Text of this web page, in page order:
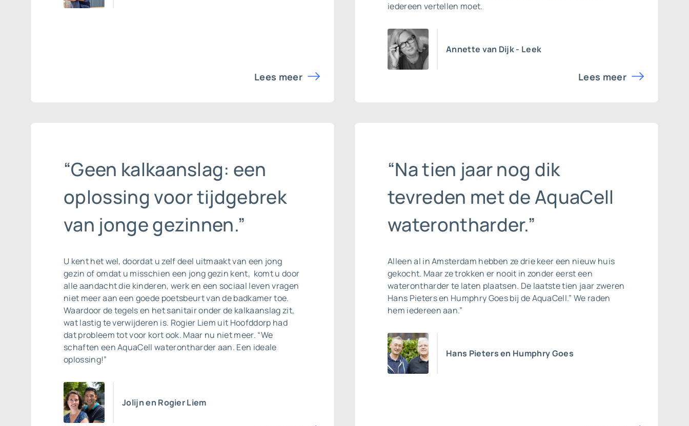
Lees meer
iedereen vertellen moet.
Annette van Dijk - Leek
Lees meer
“Geen kalkaanslag: een
oplossing voor tijdgebrek
van jonge gezinnen.”
U kent het wel, doordat u zelf deel uitmaakt van een jong
gezin of omdat u misschien een jong gezin kent, komt u door
alle aandacht die kinderen, werk en een sociaal leven vragen
niet meer aan een goede poetsbeurt van de badkamer toe.
Waardoor de tegels en het sanitair onder de kalkaanslag zit,
wat lastig te verwijderen is. Rogier Liem uit Hoofddorp had
dat probleem tot voor kort ook. Maar nu niet meer. “We
schaften een AquaCell waterontharder aan. Een ideale
oplossing!”
Jolijn en Rogier Liem
“Na tien jaar nog dik
tevreden met de AquaCell
waterontharder.”
Alleen al in Amsterdam hebben ze drie keer een nieuw huis
gekocht. Maar ze trokken er nooit in zonder eerst een
waterontharder te laten plaatsen. De laatste tien jaar zweren
Hans Pieters en Humphry Goes bij de AquaCell.” We raden
hem iedereen aan.”
Hans Pieters en Humphry Goes